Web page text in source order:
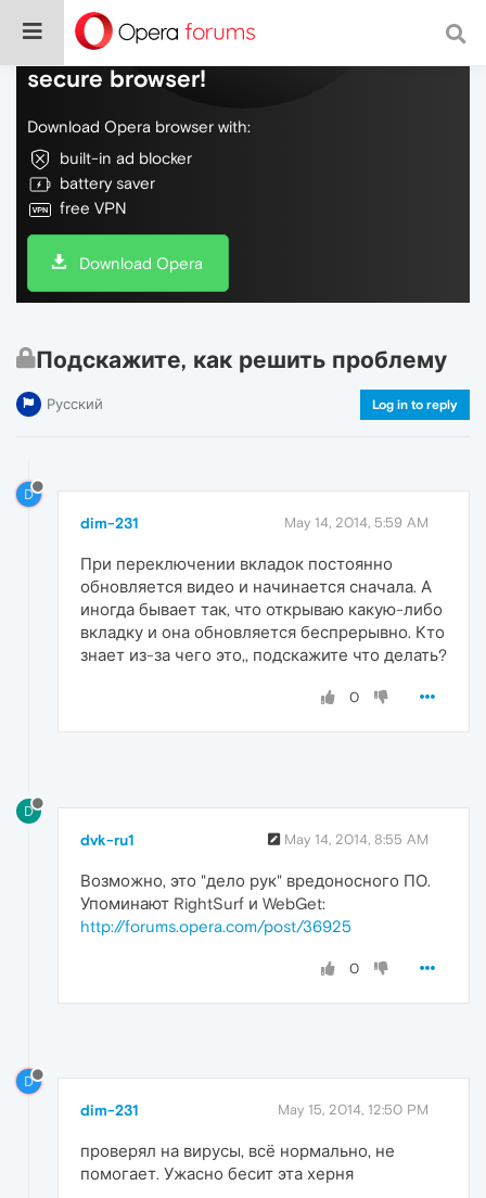
Do more on the web, with a fast and
secure browser!
Download Opera browser with:
built-in ad blocker
battery saver
free VPN
Download Opera
Подскажите, как решить проблему
Русский Log in to reply
D
dim-231 May 14, 2014, 5:59 AM
При переключении вкладок постоянно
обновляется видео и начинается сначала. А
иногда бывает так, что открываю какую-либо
вкладку и она обновляется беспрерывно. Кто
знает из-за чего это,, подскажите что делать?
0
D
dvk-ru1 May 14, 2014, 8:55 AM
Возможно, это "дело рук" вредоносного ПО.
Упоминают RightSurf и WebGet:
http://forums.opera.com/post/36925
0
D
dim-231 May 15, 2014, 12:50 PM
проверял на вирусы, всё нормально, не
помогает. Ужасно бесит эта херня